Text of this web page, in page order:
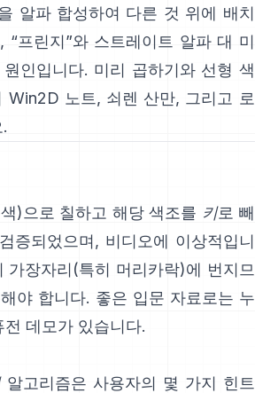
알파 합성하여 다른 것 위에 배치
“프린지”와 스트레이트 알파 대 미
인입니다. 미리 곱하기와 선형 색
Win2D 노트, 쇠렌 산만, 그리고
로
)으로 칠하고 해당 색조를 키로 빼
증되었으며, 비디오에 이상적입니
장자리(특히 머리카락)에 번지므
야 합니다. 좋은 입문 자료로는 누
전 데모가 있습니다.
알고리즘은 사용자의 몇 가지 힌트